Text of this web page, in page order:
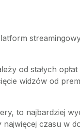
od stałych
widzów od
to najbardziej
czasu w